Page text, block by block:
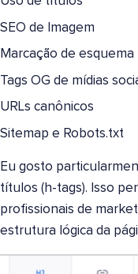
SEO de Imagem
Marcação de esquema
Tags OG de mídias
URLs canônicos
Sitemap e Robots.txt
Eu gosto
títulos (h-tags). Isso
profissionais de
estrutura lógica da